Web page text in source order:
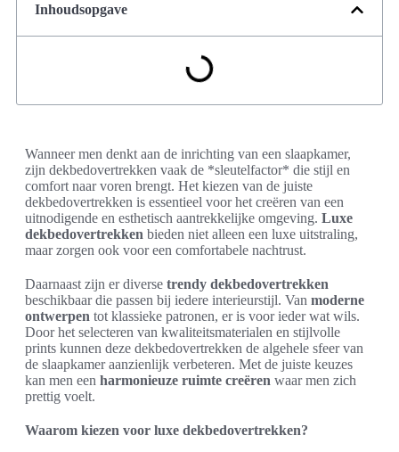
Inhoudsopgave
Wanneer men denkt aan de inrichting van een slaapkamer,
zijn dekbedovertrekken vaak de *sleutelfactor* die stijl en
comfort naar voren brengt. Het kiezen van de juiste
dekbedovertrekken is essentieel voor het creëren van een
uitnodigende en esthetisch aantrekkelijke omgeving. Luxe
dekbedovertrekken bieden niet alleen een luxe uitstraling,
maar zorgen ook voor een comfortabele nachtrust.
Daarnaast zijn er diverse trendy dekbedovertrekken
beschikbaar die passen bij iedere interieurstijl. Van moderne
ontwerpen tot klassieke patronen, er is voor ieder wat wils.
Door het selecteren van kwaliteitsmaterialen en stijlvolle
prints kunnen deze dekbedovertrekken de algehele sfeer van
de slaapkamer aanzienlijk verbeteren. Met de juiste keuzes
kan men een harmonieuze ruimte creëren waar men zich
prettig voelt.
Waarom kiezen voor luxe dekbedovertrekken?